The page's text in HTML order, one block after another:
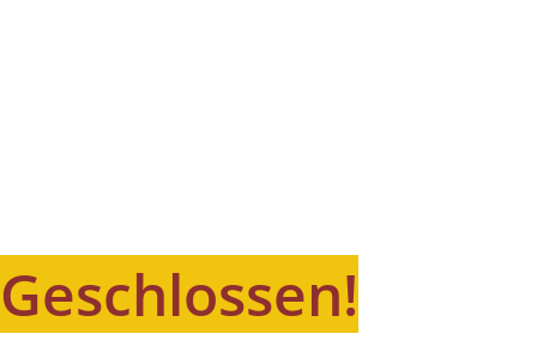
Geschlossen!